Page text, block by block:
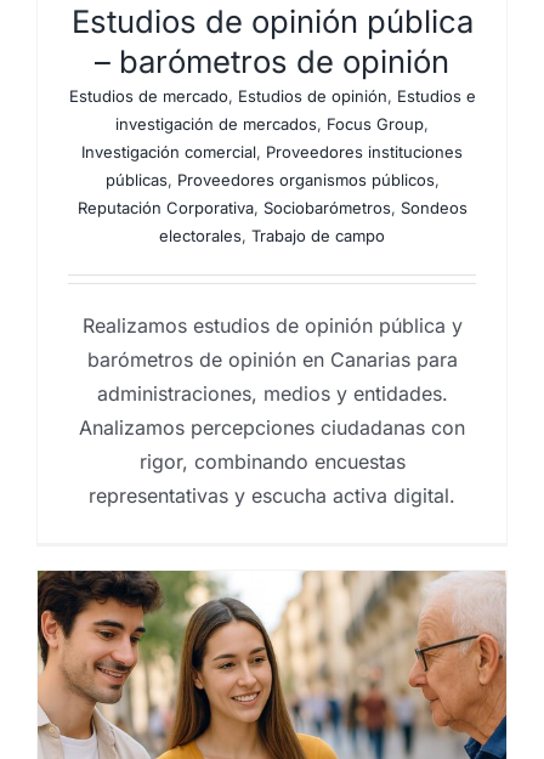
Estudios de opinión pública
– barómetros de opinión
Estudios de mercado, Estudios de opinión, Estudios e
investigación de mercados, Focus Group,
Investigación comercial, Proveedores instituciones
públicas, Proveedores organismos públicos,
Reputación Corporativa, Sociobarómetros, Sondeos
electorales, Trabajo de campo
Realizamos estudios de opinión pública y
barómetros de opinión en Canarias para
administraciones, medios y entidades.
Analizamos percepciones ciudadanas con
rigor, combinando encuestas
representativas y escucha activa digital.